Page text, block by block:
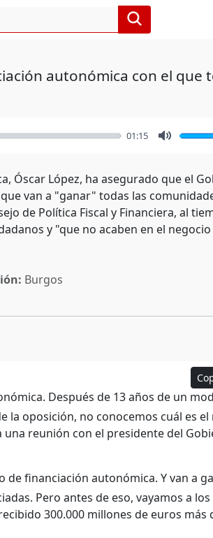
autonómica con el que
01:15
Óscar López, ha asegurado que el
van a "ganar" todas las
de Política Fiscal y Financiera, al
y "que no acaben en el
Burgos
Después de 13 años de un
la oposición, no conocemos cuál es el
una reunión con el presidente del
de financiación autonómica. Y van a
Pero antes de eso, vayamos a los
300.000 millones de euros más